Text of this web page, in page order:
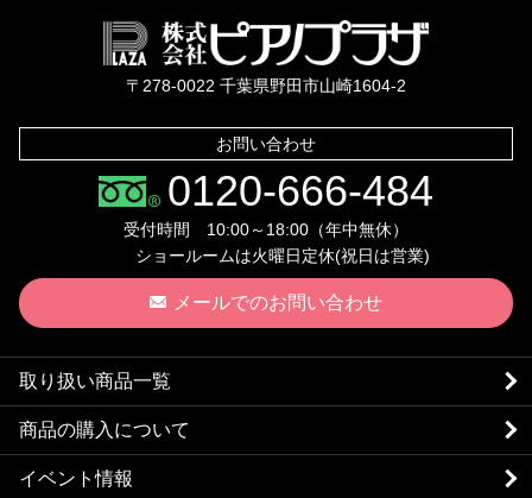
〒278-0022 千葉県野田市山崎1604-2
お問い合わせ
0120-666-484
受付時間 10:00～18:00（年中無休）
ショールームは火曜日定休(祝日は営業)
メールでのお問い合わせ
取り扱い商品一覧
商品の購入について
イベント情報